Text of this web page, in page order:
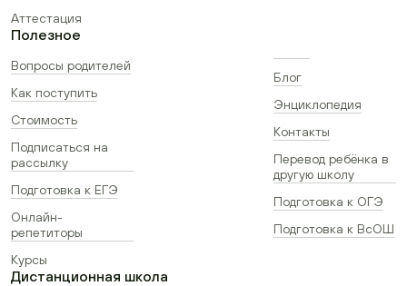
Аттестация
Полезное
Вопросы родителей
Как поступить
Стоимость
Подписаться на
рассылку
Подготовка к ЕГЭ
Онлайн-
репетиторы
Курсы
Блог
Энциклопедия
Контакты
Перевод ребёнка в
другую школу
Подготовка к ОГЭ
Подготовка к ВсОШ
Дистанционная школа